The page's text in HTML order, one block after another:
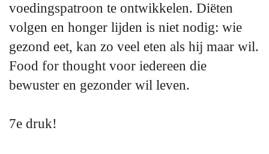
voedingspatroon te ontwikkelen. Diëten
volgen en honger lijden is niet nodig: wie
gezond eet, kan zo veel eten als hij maar wil.
Food for thought voor iedereen die
bewuster en gezonder wil leven.
7e druk!